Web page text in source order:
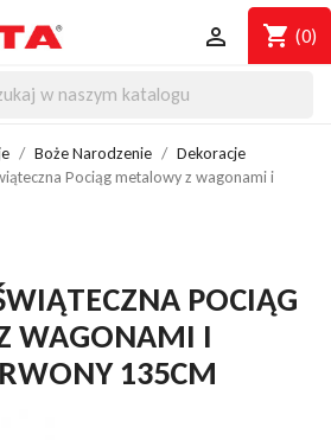
shopping_cart (0)

Boże Narodzenie
Dekoracje
Pociąg metalowy z wagonami i
POCIĄG
WAGONAMI I
135CM